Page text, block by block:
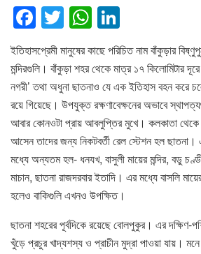
F
a
c
e
b
o
o
k
T
wi
tt
er
W
h
at
s
A
p
p
n
k
e
dI
n
ইতিহাসপ্রেমী মানুষের কাছে পরিচিত নাম বাঁকুড়ার
মন্দিরগুলি। বাঁকুড়া শহর থেকে মাত্র ১৭ কিলোমিটার
নগরী’ তথা অধুনা ছাতনাও যে এক ইতিহাস বহন করে
রয়ে গিয়েছে। উপযুক্ত রক্ষণাবেক্ষনের অভাবে
আবার কোনওটা প্রায় আবলুপ্তির মুখে। কলকাতা থেকে
আসেন তাদের জন্য নিকটবর্তী রেল স্টেশন হল ছাতনা।
মধ্যে অন্যতম হল- ধনযখ, বাসুলী মায়ের মন্দির, বড়ু
মাচান, ছাতনা রাজদরবার ইতাদি। এর মধ্যে বাসলি
হলেও বাকিগুলি এখনও উপক্ষিত।
ছাতনা শহরের পূর্বদিকে রয়েছে বোলপুকুর। এর দক্ষিণ-
খুঁড়ে প্রচুর খাদ্যশস্য ও প্রাচীন মুদ্রা পাওয়া যায়।